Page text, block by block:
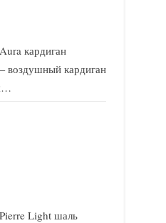
Aura кардиган
воздушный кардиган
Pierre Light шаль